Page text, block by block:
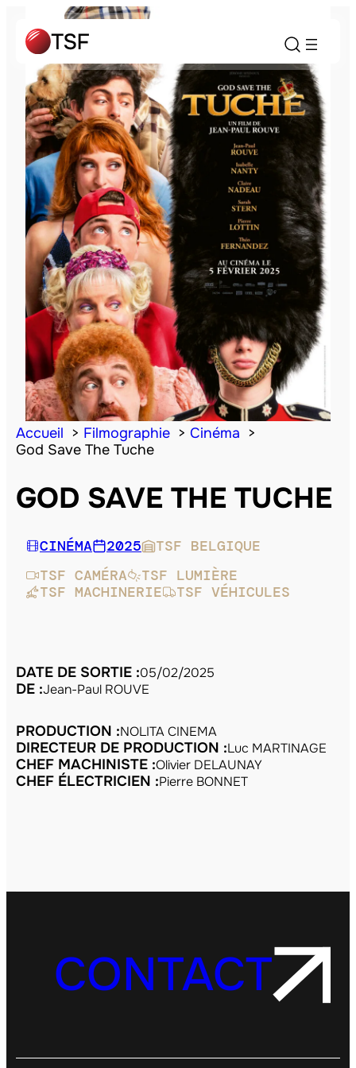
Accueil Filmographie
Cinéma
God Save The Tuche
GOD SAVE THE TUCHE
CINÉMA 2025
TSF BELGIQUE
TSF CAMÉRA
TSF LUMIÈRE
TSF MACHINERIE
TSF VÉHICULES
DATE DE SORTIE :05/02/2025
DE :Jean-Paul ROUVE
PRODUCTION :NOLITA CINEMA
DIRECTEUR DE PRODUCTION :Luc MARTINAGE
CHEF MACHINISTE :Olivier DELAUNAY
CHEF ÉLECTRICIEN :Pierre BONNET
CONTACT